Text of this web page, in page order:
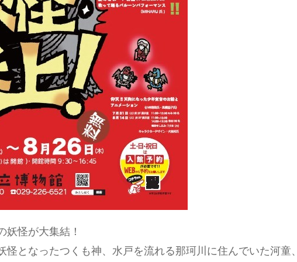
妖怪が大集結！
怪となったつくも神、水戸を流れる那珂川に住んでいた河童